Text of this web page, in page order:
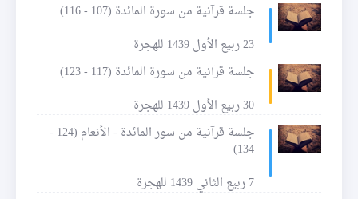
جلسة قرآنية من سورة المائدة (107 - 116)
23 ربيع الأول 1439 للهجرة
جلسة قرآنية من سورة المائدة (117 - 123)
30 ربيع الأول 1439 للهجرة
جلسة قرآنية من سور المائدة - الأنعام (124 -
134)
7 ربيع الثاني 1439 للهجرة